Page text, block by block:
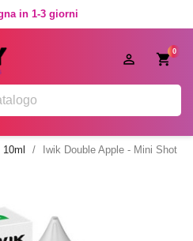
in 1-3 giorni
0

Iwik Double Apple - Mini Shot